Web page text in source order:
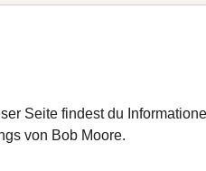
Seite findest du
von Bob Moore.